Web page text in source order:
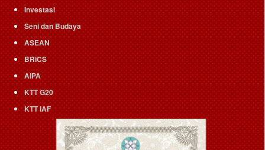
Investasi
Seni dan Budaya
ASEAN
BRICS
AIPA
KTT G20
KTT IAF